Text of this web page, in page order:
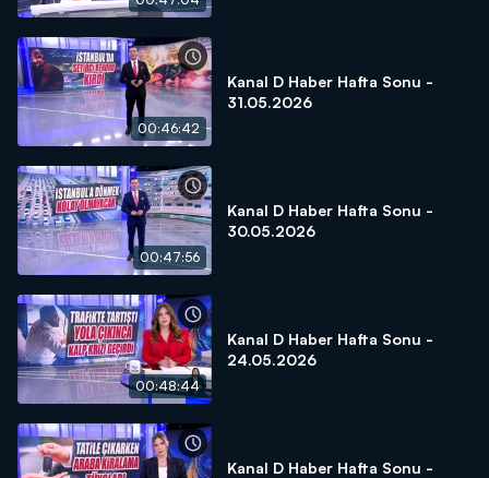
00:46:42
Kanal D Haber Hafta Sonu -
31.05.2026
00:47:56
Kanal D Haber Hafta Sonu -
30.05.2026
00:48:44
Kanal D Haber Hafta Sonu -
24.05.2026
Kanal D Haber Hafta Sonu -